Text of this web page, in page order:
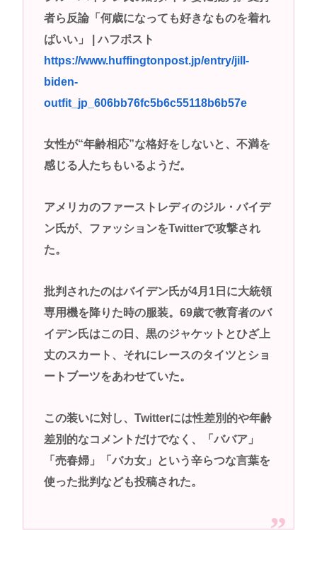
許可なく高校生を運ぶ「白タク行為」82歳男を逮捕
サイン入りドラム・スティックをプレゼントw
かされる「女神の加護を受けしママのサーガ」3巻 今
ポケカ資産が100万円超えた男の子www
Powered by livedoor 相互RSS
者ら反論「何歳になっても好きなものを着れ
ばいい」 | ハフポスト
https://www.huffingtonpost.jp/entry/jill-
biden-
outfit_jp_606bb76fc5b6c55118b6b57e
女性が“年齢相応”な格好をしないと、不満を
感じる人たちもいるようだ。
アメリカのファーストレディのジル・バイデ
ン氏が、ファッションをTwitterで攻撃され
た。
批判されたのはバイデン氏が4月1日に大統領
専用機を降りた時の服装。69歳で教育者のバ
イデン氏はこの日、黒のジャケットとひざ上
丈のスカート、それにレースのタイツとショ
ートブーツをあわせていた。
この装いに対し、Twitterには性差別的や年齢
差別的なコメントだけでなく、「ババア」
「売春婦」「バカ女」という辛らつな言葉を
使った批判なども投稿された。